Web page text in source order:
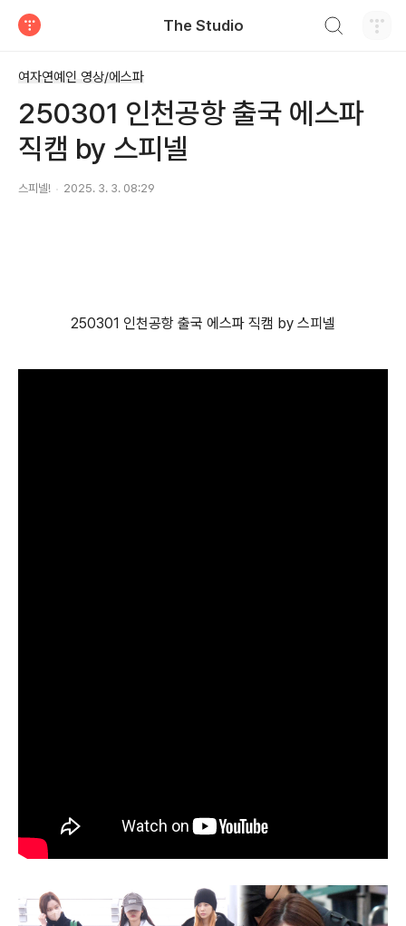
The Studio
여자연예인 영상/에스파
250301 인천공항 출국 에스파
직캠 by 스피넬
스피넬! 2025. 3. 3. 08:29
250301 인천공항 출국 에스파 직캠 by 스피넬